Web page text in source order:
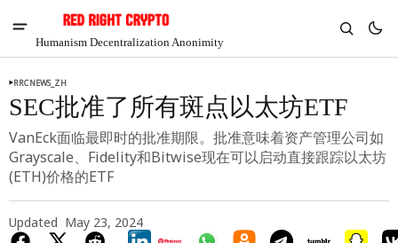
Humanism Decentralization Anonimity
RRCNEWS_ZH
SEC批准了所有斑点以太坊ETF
VanEck面临最即时的批准期限。批准意味着资产管理公司如
Grayscale、Fidelity和Bitwise现在可以启动直接跟踪以太坊
(ETH)价格的ETF
Updated May 23, 2024